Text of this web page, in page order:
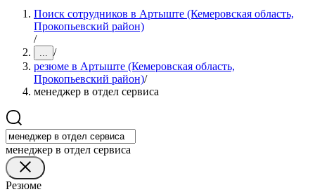
Поиск сотрудников в Артыште (Кемеровская область,
Прокопьевский район)
/
... /
резюме в Артыште (Кемеровская область,
Прокопьевский район)/
менеджер в отдел сервиса
менеджер в отдел сервиса
Резюме